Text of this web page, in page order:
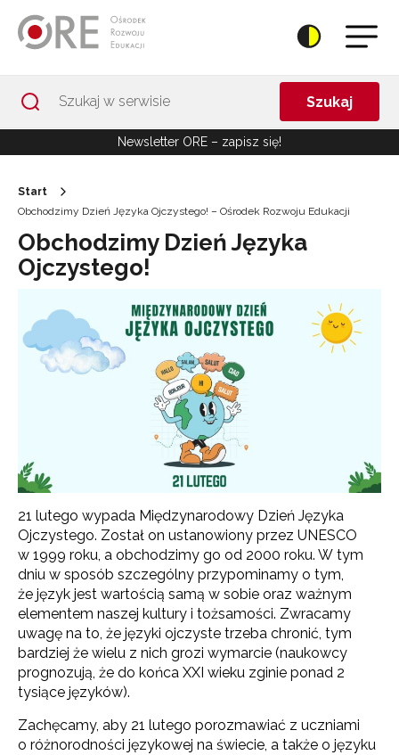
Szukaj
Newsletter ORE – zapisz się!
Start
Obchodzimy Dzień Języka Ojczystego! – Ośrodek Rozwoju Edukacji
Obchodzimy Dzień Języka
Ojczystego!
21 lutego wypada Międzynarodowy Dzień Języka
Ojczystego. Został on ustanowiony przez UNESCO
w 1999 roku, a obchodzimy go od 2000 roku. W tym
dniu w sposób szczególny przypominamy o tym,
że język jest wartością samą w sobie oraz ważnym
elementem naszej kultury i tożsamości. Zwracamy
uwagę na to, że języki ojczyste trzeba chronić, tym
bardziej że wielu z nich grozi wymarcie (naukowcy
prognozują, że do końca XXI wieku zginie ponad 2
tysiące języków).
Zachęcamy, aby 21 lutego porozmawiać z uczniami
o różnorodności językowej na świecie, a także o języku